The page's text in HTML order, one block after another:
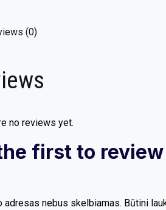
(0)
no reviews yet.
first to review
adresas nebus skelbiamas. Būtini